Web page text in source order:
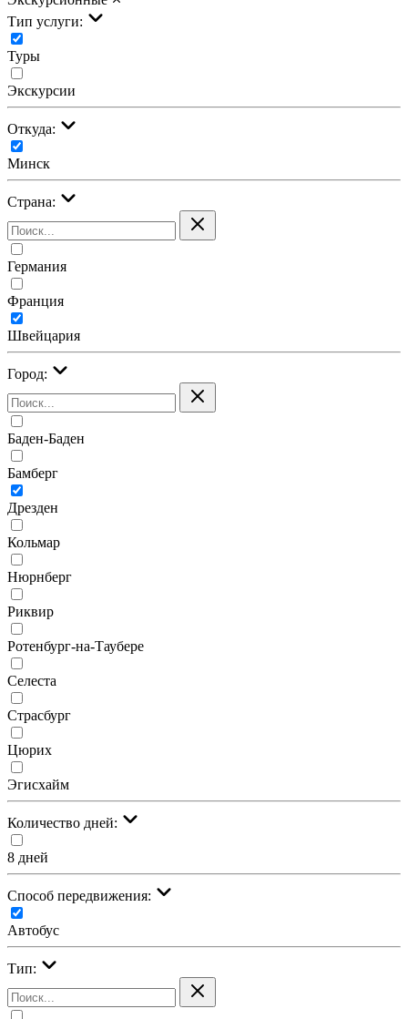
Тип услуги:
Туры
Экскурсии
Откуда:
Минск
Страна:
Германия
Франция
Швейцария
Город:
Баден-Баден
Бамберг
Дрезден
Кольмар
Нюрнберг
Риквир
Ротенбург-на-Таубере
Селеста
Страсбург
Цюрих
Эгисхайм
Количество дней:
8 дней
Cпособ передвижения:
Автобус
Тип: